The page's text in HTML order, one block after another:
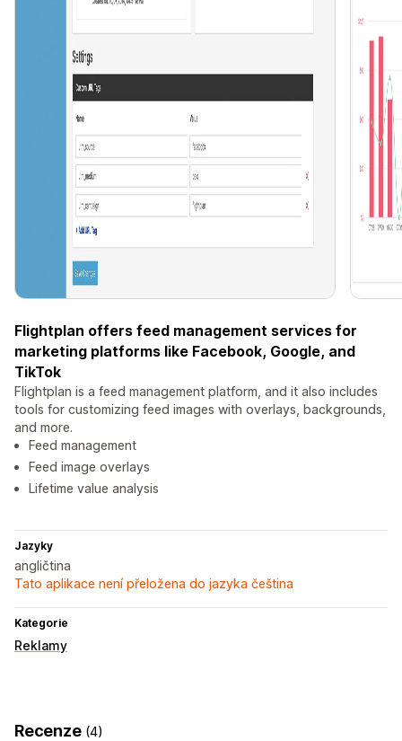
Flightplan offers feed management services for
marketing platforms like Facebook, Google, and
TikTok
Flightplan is a feed management platform, and it also includes
tools for customizing feed images with overlays, backgrounds,
and more.
Feed management
Feed image overlays
Lifetime value analysis
Jazyky
angličtina
Tato aplikace není přeložena do jazyka čeština
Kategorie
Reklamy
Recenze (4)